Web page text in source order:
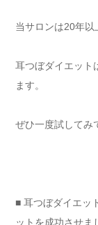
当サロンは20年以
耳つぼダイエット
ます。
ぜひ一度試してみ
■ 耳つぼダイエッ
ットを成功させま